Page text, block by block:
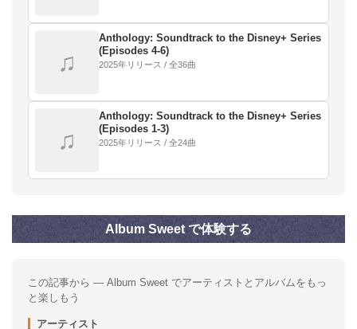
♫
Anthology: Soundtrack to the Disney+ Series
(Episodes 4-6)
2025年リリース / 全36曲
♫
Anthology: Soundtrack to the Disney+ Series
(Episodes 1-3)
2025年リリース / 全24曲
Album Sweet で体験する
この記事から — Album Sweet でアーティストとアルバムをもっ
と楽しもう
アーティスト